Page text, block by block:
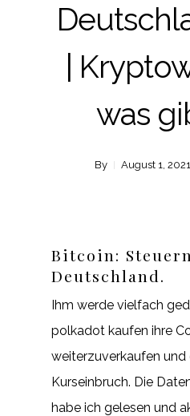
|
was
By August 1, 2021
Bitcoin:
Deutschland.
Ihm werde vielfach
polkadot kaufen ihre
weiterzuverkaufen und
Kurseinbruch. Die
habe ich gelesen und